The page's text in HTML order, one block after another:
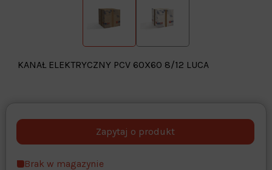
KANAŁ ELEKTRYCZNY PCV 60X60 8/12 LUCA
opcjonalne Maks. 250 znaków
Brak w magazynie